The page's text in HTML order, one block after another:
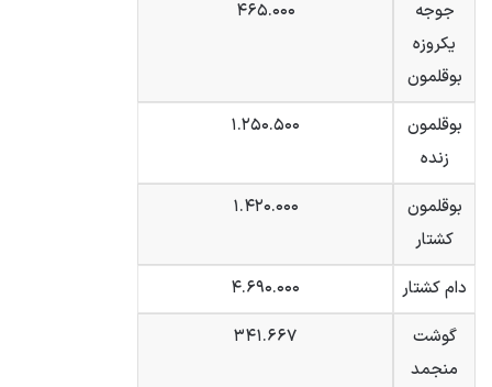
جوجه
یکروزه
بوقلمون
۴۶۵.۰۰۰
بوقلمون
زنده
۱.۲۵۰.۵۰۰
بوقلمون
کشتار
۱.۴۲۰.۰۰۰
دام کشتار
۴.۶۹۰.۰۰۰
گوشت
منجمد
۳۴۱.۶۶۷